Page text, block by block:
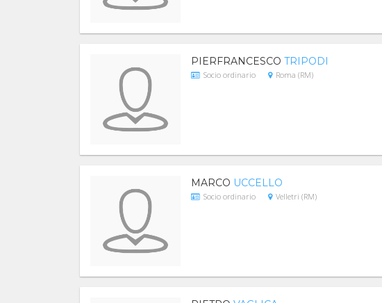
PIERFRANCESCO TRIPODI
Socio ordinario Roma (RM)
MARCO UCCELLO
Socio ordinario Velletri (RM)